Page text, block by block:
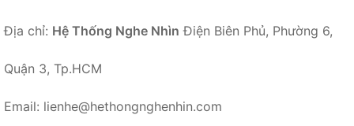
Địa chỉ: Hệ Thống Nghe Nhìn Điện Biên Phủ, Phường 6,
Quận 3, Tp.HCM
Email: lienhe@hethongnghenhin.com